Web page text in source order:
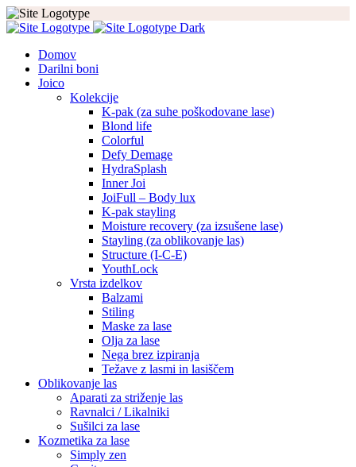
Domov
Darilni boni
Joico
Kolekcije
K-pak (za suhe poškodovane lase)
Blond life
Colorful
Defy Demage
HydraSplash
Inner Joi
JoiFull – Body lux
K-pak stayling
Moisture recovery (za izsušene lase)
Stayling (za oblikovanje las)
Structure (I-C-E)
YouthLock
Vrsta izdelkov
Balzami
Stiling
Maske za lase
Olja za lase
Nega brez izpiranja
Težave z lasmi in lasiščem
Oblikovanje las
Aparati za striženje las
Ravnalci / Likalniki
Sušilci za lase
Kozmetika za lase
Simply zen